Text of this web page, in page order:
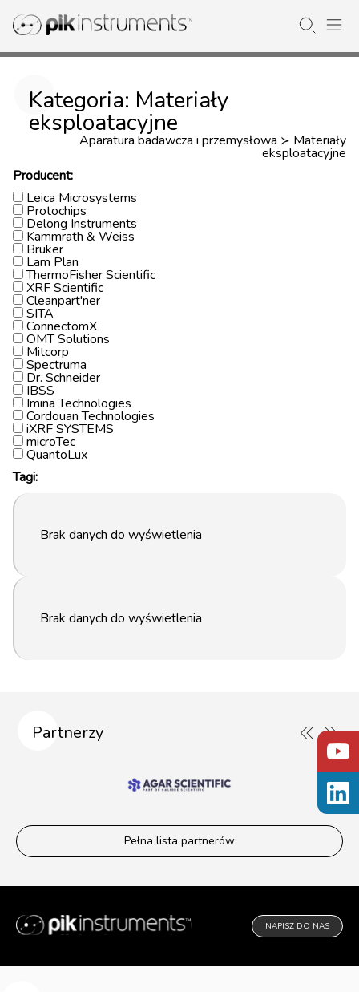
Kategoria: Materiały
eksploatacyjne
Aparatura badawcza i przemysłowa ≻ Materiały
eksploatacyjne
Producent:
Leica Microsystems
Protochips
Delong Instruments
Kammrath & Weiss
Bruker
Lam Plan
ThermoFisher Scientific
XRF Scientific
Cleanpart'ner
SITA
ConnectomX
OMT Solutions
Mitcorp
Spectruma
Dr. Schneider
IBSS
Imina Technologies
Cordouan Technologies
iXRF SYSTEMS
microTec
QuantoLux
Tagi:
Brak danych do wyświetlenia
Brak danych do wyświetlenia
Partnerzy
Pełna lista partnerów
NAPISZ DO NAS